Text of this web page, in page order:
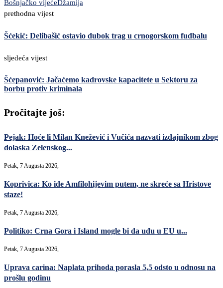
Bošnjačko vijećeDžamija
prethodna vijest
Šćekić: Delibašić ostavio dubok trag u crnogorskom fudbalu
sljedeća vijest
Šćepanović: Jačaćemo kadrovske kapacitete u Sektoru za
borbu protiv kriminala
Pročitajte još:
Pejak: Hoće li Milan Knežević i Vučića nazvati izdajnikom zbog
dolaska Zelenskog...
Petak, 7 Augusta 2026,
Koprivica: Ko ide Amfilohijevim putem, ne skreće sa Hristove
staze!
Petak, 7 Augusta 2026,
Politiko: Crna Gora i Island mogle bi da uđu u EU u...
Petak, 7 Augusta 2026,
Uprava carina: Naplata prihoda porasla 5,5 odsto u odnosu na
prošlu godinu